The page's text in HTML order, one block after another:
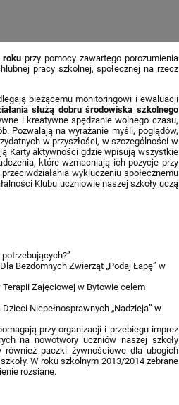
roku przy pomocy zawartego porozumienia
pracy szkolnej, społecznej na rzecz
bieżącemu monitoringowi i ewaluacji
służą dobru środowiska szkolnego
i kreatywne spędzanie wolnego czasu,
Pozwalają na wyrażanie myśli, poglądów,
w przyszłości, w szczególności w
Karty aktywności gdzie wpisują wszystkie
które wzmacniają ich pozycje przy
wykluczeniu społecznemu
Klubu uczniowie naszej szkoły uczą
Bezdomnych Zwierząt „Podaj Łapę” w
Zajęciowej w Bytowie celem
Niepełnosprawnych „Nadzieja” w
przy organizacji i przebiegu imprez
na nowotwory uczniów naszej szkoły
również paczki żywnościowe dla ubogich
W roku szkolnym 2013/2014 zebrane
rozsiane.